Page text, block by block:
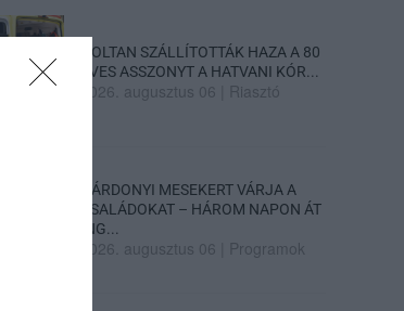
HOLTAN SZÁLLÍTOTTÁK HAZA A 80
ÉVES ASSZONYT A HATVANI KÓR...
2026. augusztus 06 Riasztó
GÁRDONYI MESEKERT VÁRJA A
CSALÁDOKAT – HÁROM NAPON ÁT
ING...
2026. augusztus 06 Programok